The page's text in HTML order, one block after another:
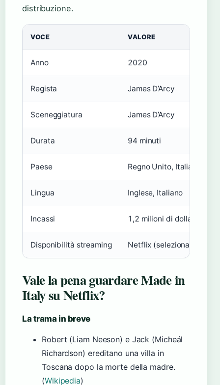
distribuzione.
VOCE VALORE
Anno 2020
Regista James D’Arcy
Sceneggiatura James D’Arcy
Durata 94 minuti
Paese Regno Unito, Italia
Lingua Inglese, Italiano
Incassi 1,2 milioni di dollari
Disponibilità streaming Netflix (selezionati paesi)
Vale la pena guardare Made in
Italy su Netflix?
La trama in breve
Robert (Liam Neeson) e Jack (Micheál
Richardson) ereditano una villa in
Toscana dopo la morte della madre.
(Wikipedia)